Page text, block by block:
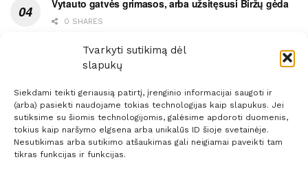
Tvarkyti sutikimą dėl
slapukų
Siekdami teikti geriausią patirtį, įrenginio informacijai saugoti ir
(arba) pasiekti naudojame tokias technologijas kaip slapukus. Jei
sutiksime su šiomis technologijomis, galėsime apdoroti duomenis,
tokius kaip naršymo elgsena arba unikalūs ID šioje svetainėje.
Nesutikimas arba sutikimo atšaukimas gali neigiamai paveikti tam
tikras funkcijas ir funkcijas.
Vytauto gatvės grimasos, arba užsitęsusi Biržų gėda
0 SHARES
Pietų metas pažymėtas avarija
0 SHARES
Prenumerata Reklama